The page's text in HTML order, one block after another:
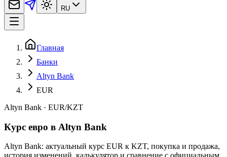
RU
Главная
Банки
Altyn Bank
EUR
Altyn Bank · EUR/KZT
Курс евро в Altyn Bank
Altyn Bank: актуальный курс EUR к KZT, покупка и продажа,